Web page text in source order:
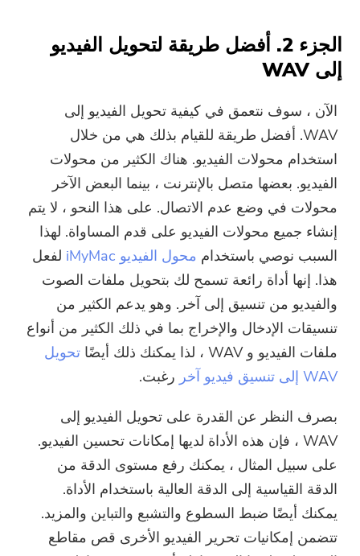
الجزء 2. أفضل طريقة لتحويل الفيديو
إلى WAV
الآن ، سوف نتعمق في كيفية تحويل الفيديو إلى
WAV. أفضل طريقة للقيام بذلك هي من خلال
استخدام محولات الفيديو. هناك الكثير من محولات
الفيديو. بعضها متصل بالإنترنت ، بينما البعض الآخر
محولات في وضع عدم الاتصال. على هذا النحو ، لا يتم
إنشاء جميع محولات الفيديو على قدم المساواة. لهذا
السبب نوصي باستخدام محول الفيديو iMyMac
لفعل
هذا. إنها أداة رائعة تسمح لك بتحويل ملفات الصوت
والفيديو من تنسيق إلى آخر. وهو يدعم الكثير من
تنسيقات الإدخال والإخراج بما في ذلك الكثير من أنواع
ملفات الفيديو و WAV ، لذا يمكنك ذلك أيضًا
تحويل
WAV إلى تنسيق فيديو آخر
رغبت.
بصرف النظر عن القدرة على تحويل الفيديو إلى
WAV ، فإن هذه الأداة لديها إمكانات تحسين الفيديو.
على سبيل المثال ، يمكنك رفع مستوى الدقة من
الدقة القياسية إلى الدقة العالية باستخدام الأداة.
يمكنك أيضًا ضبط السطوع والتشبع والتباين والمزيد.
تتضمن إمكانيات تحرير الفيديو الأخرى قص مقاطع